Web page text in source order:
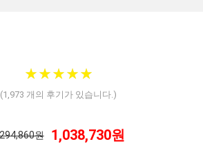
★★★★★
★★★★★
(1,973 개의 후기가 있습니다.)
원 1,038,730원